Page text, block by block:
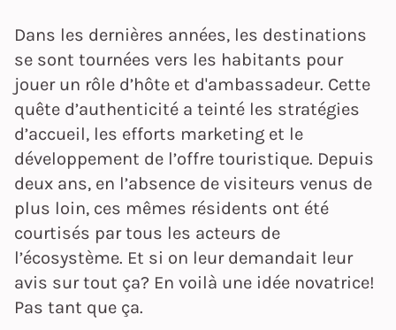
Dans les dernières années, les destinations
se sont tournées vers les habitants pour
jouer un rôle d’hôte et d'ambassadeur. Cette
quête d’authenticité a teinté les stratégies
d’accueil, les efforts marketing et le
développement de l’offre touristique. Depuis
deux ans, en l’absence de visiteurs venus de
plus loin, ces mêmes résidents ont été
courtisés par tous les acteurs de
l’écosystème. Et si on leur demandait leur
avis sur tout ça? En voilà une idée novatrice!
Pas tant que ça.